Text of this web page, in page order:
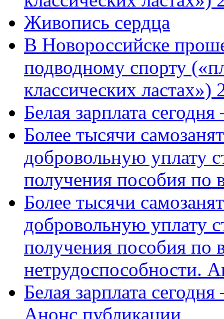
Живопись сердца
В Новороссийске
подводному спорту
классических ластах»)
Белая зарплата
Более тысячи
добровольную уплату
получения пособия по
Более тысячи
добровольную уплату
получения пособия по
нетрудоспособности.
Белая зарплата
Анонс публикации